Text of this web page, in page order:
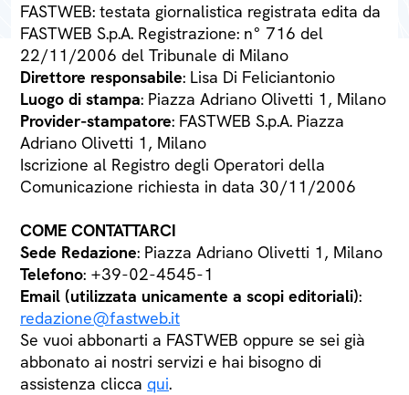
FASTWEB: testata giornalistica registrata edita da
FASTWEB S.p.A. Registrazione: n° 716 del
22/11/2006 del Tribunale di Milano
Direttore responsabile: Lisa Di Feliciantonio
Luogo di stampa: Piazza Adriano Olivetti 1, Milano
Provider-stampatore: FASTWEB S.p.A. Piazza
Adriano Olivetti 1, Milano
Iscrizione al Registro degli Operatori della
Comunicazione richiesta in data 30/11/2006
COME CONTATTARCI
Sede Redazione: Piazza Adriano Olivetti 1, Milano
Telefono: +39-02-4545-1
Email (utilizzata unicamente a scopi editoriali):
redazione@fastweb.it
Se vuoi abbonarti a FASTWEB oppure se sei già
abbonato ai nostri servizi e hai bisogno di
assistenza clicca qui.